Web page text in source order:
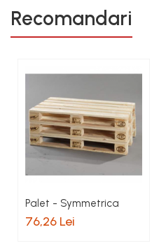
Recomandari
Palet - Symmetrica
76,26 Lei